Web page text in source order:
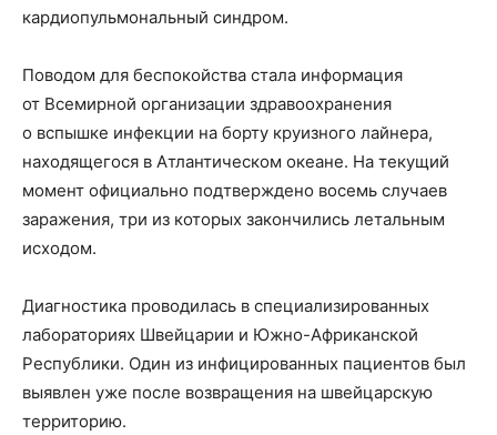
кардиопульмональный синдром.
Поводом для беспокойства стала информация
от Всемирной организации здравоохранения
о вспышке инфекции на борту круизного лайнера,
находящегося в Атлантическом океане. На текущий
момент официально подтверждено восемь случаев
заражения, три из которых закончились летальным
исходом.
Диагностика проводилась в специализированных
лабораториях Швейцарии и Южно-Африканской
Республики. Один из инфицированных пациентов был
выявлен уже после возвращения на швейцарскую
территорию.